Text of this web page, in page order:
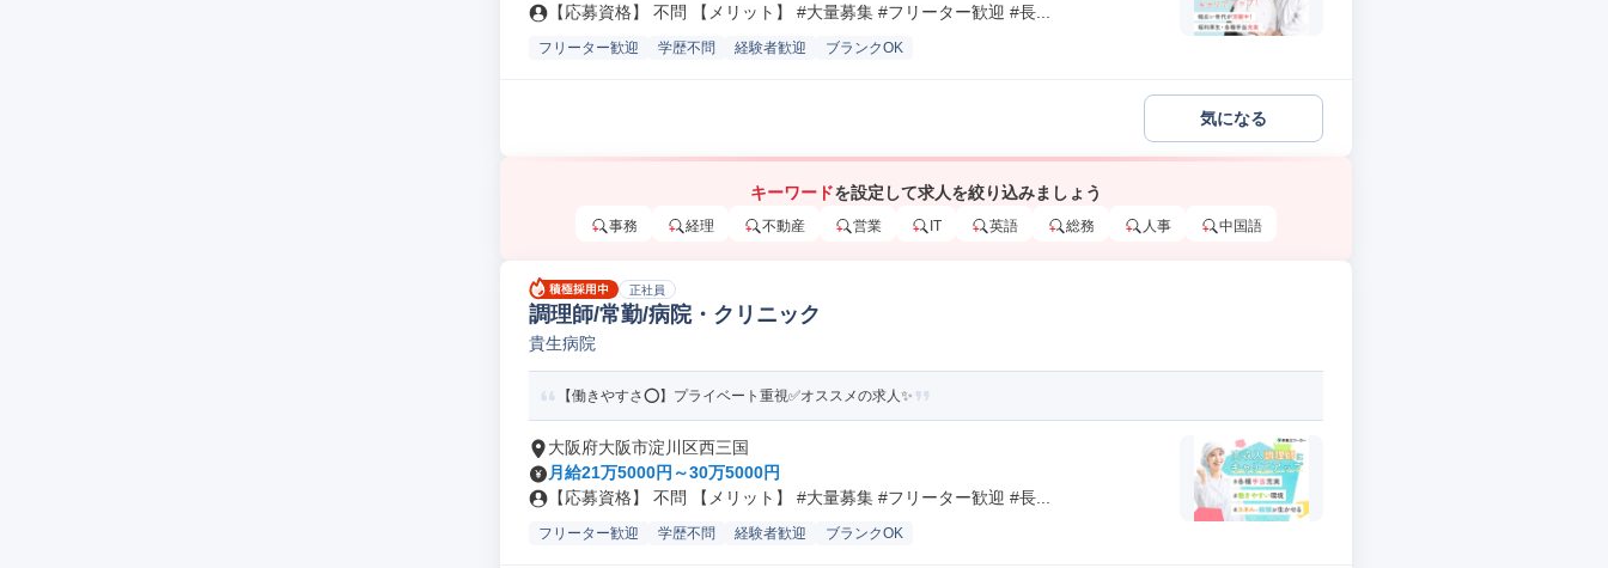
【応募資格】 不問 【メリット】 #大量募集 #フリーター歓迎 #長...
フリーター歓迎 学歴不問 経験者歓迎 ブランクOK
気になる
キーワードを設定して求人を絞り込みましょう
事務 経理 不動産 営業 IT 英語 総務 人事 中国語
正社員
調理師/常勤/病院・クリニック
貴生病院
【働きやすさ⭕️】プライベート重視✅️オススメの求人✨
大阪府大阪市淀川区西三国
月給21万5000円～30万5000円
【応募資格】 不問 【メリット】 #大量募集 #フリーター歓迎 #長...
フリーター歓迎 学歴不問 経験者歓迎 ブランクOK